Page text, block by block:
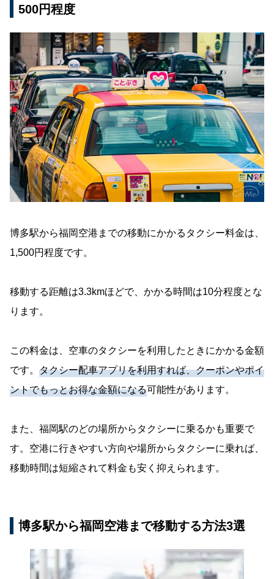
500円程度
博多駅から福岡空港までの移動にかかるタクシー料金は、
1,500円程度です。
移動する距離は3.3kmほどで、かかる時間は10分程度とな
ります。
この料金は、空車のタクシーを利用したときにかかる金額
です。 タクシー配車アプリを利用すれば、クーポンやポイ
ントでもっとお得な金額になる可能性があります。
また、福岡駅のどの場所からタクシーに乗るかも重要で
す。空港に行きやすい方向や場所からタクシーに乗れば、
移動時間は短縮されて料金も安く抑えられます。
博多駅から福岡空港まで移動する方法3選